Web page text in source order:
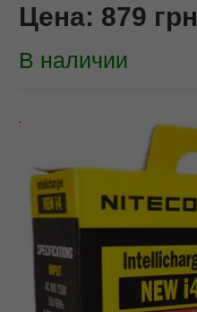
Цена: 879 грн
В наличии